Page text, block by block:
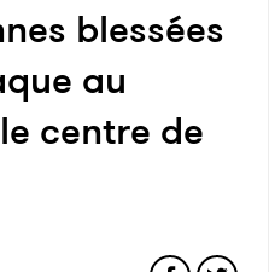
blessées
au
centre de